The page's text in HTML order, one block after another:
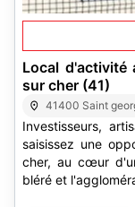
Local d'activité
sur cher (41)
41400 Saint
Investisseurs,
saisissez une opportunité rare !
cher, au cœur
bléré et